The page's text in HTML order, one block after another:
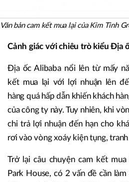
Văn bản cam kết mua lại của Kim Tinh
Cảnh giác với chiêu trò kiểu Địa
Địa ốc Alibaba nổi lên từ mấy
kết mua lại với lợi nhuận lên
hàng quá hấp dẫn khiến khách
của công ty này. Tuy nhiên, khi
chi trả lợi nhuận đến hạn cho
rơi vào vòng xoáy kiện tụng, tranh
Trở lại câu chuyện cam kết
Park House, có 2 vấn đề cần